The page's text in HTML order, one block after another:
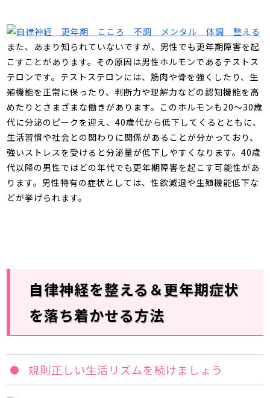
また、あまり知られていないですが、男性でも更年期障害を起
こすことがあります。その原因は男性ホルモンであるテストス
テロンです。テストステロンには、筋肉や骨を強くしたり、生
殖機能を正常に保ったり、判断力や理解力などの認知機能を高
めたりとさまざまな働きがあります。このホルモンも 20～30歳
代に分泌のピークを迎え、40歳代から低下してくるとともに、
生活習慣や社会との関わりに関係があることが分かっており、
強いストレスを受けると分泌量が低下しやすくなります。40歳
代以降の男性ではどの年代でも更年期障害を起こす可能性があ
ります。男性特有の症状としては、性欲減退や生殖機能低下な
どが挙げられます。
自律神経を整える＆更年期症状
を落ち着かせる方法
規則正しい生活リズムを続けましょう